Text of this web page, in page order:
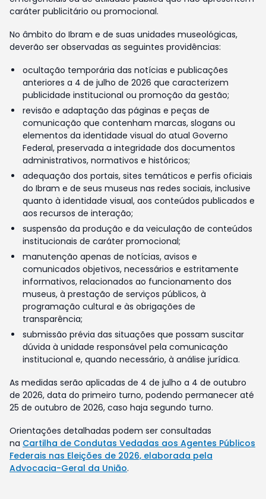
caráter publicitário ou promocional.
No âmbito do Ibram e de suas unidades museológicas,
deverão ser observadas as seguintes providências:
ocultação temporária das notícias e publicações
anteriores a 4 de julho de 2026 que caracterizem
publicidade institucional ou promoção da gestão;
revisão e adaptação das páginas e peças de
comunicação que contenham marcas, slogans ou
elementos da identidade visual do atual Governo
Federal, preservada a integridade dos documentos
administrativos, normativos e históricos;
adequação dos portais, sites temáticos e perfis oficiais
do Ibram e de seus museus nas redes sociais, inclusive
quanto à identidade visual, aos conteúdos publicados e
aos recursos de interação;
suspensão da produção e da veiculação de conteúdos
institucionais de caráter promocional;
manutenção apenas de notícias, avisos e
comunicados objetivos, necessários e estritamente
informativos, relacionados ao funcionamento dos
museus, à prestação de serviços públicos, à
programação cultural e às obrigações de
transparência;
submissão prévia das situações que possam suscitar
dúvida à unidade responsável pela comunicação
institucional e, quando necessário, à análise jurídica.
As medidas serão aplicadas de 4 de julho a 4 de outubro
de 2026, data do primeiro turno, podendo permanecer até
25 de outubro de 2026, caso haja segundo turno.
Orientações detalhadas podem ser consultadas
na Cartilha de Condutas Vedadas aos Agentes Públicos
Federais nas Eleições de 2026, elaborada pela
Advocacia-Geral da União.